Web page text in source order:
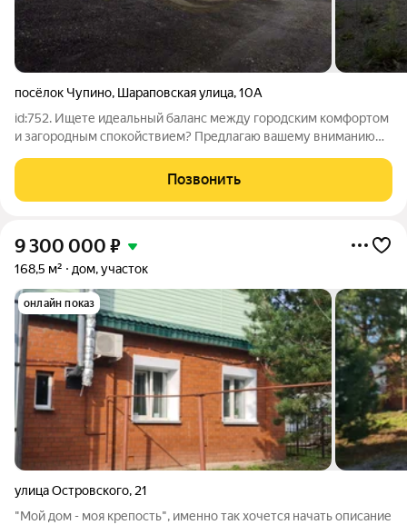
посёлок Чупино, Шараповская улица,10А
id:752. Ищете идеальный баланс между городским комфортом
и загородным спокойствием? Предлагаю вашему вниманию
где хочется жить: Площадь: 108,2 кв. м здесь хватит места
каждому члену семьи.
Позвонить
9 300 000 ₽
168,5 м² дом, участок
онлайн показ
улица Островского, 21
"Мой дом - моя крепость", именно так хочется начать описание